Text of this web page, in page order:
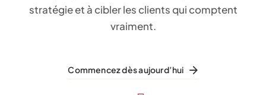
stratégie et à cibler les clients qui comptent
vraiment.
Commencez dès aujourd’hui